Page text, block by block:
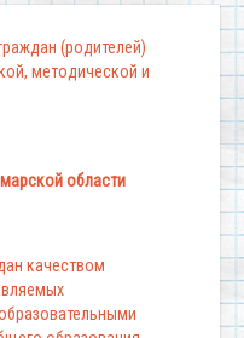
(родителей)
методической и
области
качеством